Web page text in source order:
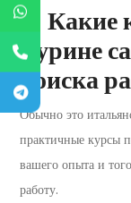
1) Какие
Турине
поиска
Обычно это
практичные курсы
вашего опыта и
работу.